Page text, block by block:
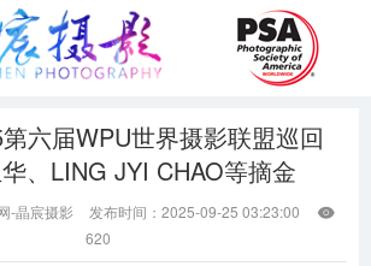
六届WPU世界摄影联盟巡回
、LING JYI CHAO等摘金
-晶宸摄影 发布时间：2025-09-25 03:23:00 
620